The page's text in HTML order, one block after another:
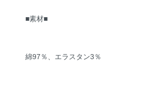
■素材■
綿97％、エラスタン3％